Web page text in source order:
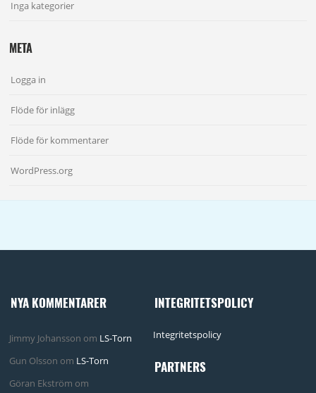
Inga kategorier
META
Logga in
Flöde för inlägg
Flöde för kommentarer
WordPress.org
NYA KOMMENTARER
Jimmy Johansson om LS-Torn
Gun Olsson om LS-Torn
Göran Ekström om
INTEGRITETSPOLICY
Integritetspolicy
PARTNERS